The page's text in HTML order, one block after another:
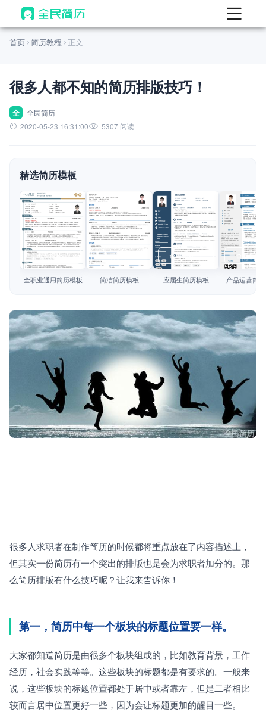
首页
AI 生成简历
AI 优化简历
AI 翻译简历
AI 模拟面试
面试自我介绍
AI 职场工具 New
简历模板
简历教程
首页 简历教程 正文
很多人都不知的简历排版技巧！
全
全民简历
2020-05-23 16:31:00
5307 阅读
精选简历模板
查看模板
全职业通用简历模板
查看模板
简洁简历模板
查看模板
应届生简历模板
查看模板
产品运营简
很多人求职者在制作简历的时候都将重点放在了内容描述上，
但其实一份简历有一个突出的排版也是会为求职者加分的。那
么简历排版有什么技巧呢？让我来告诉你！
第一，简历中每一个板块的标题位置要一样。
大家都知道简历是由很多个板块组成的，比如教育背景，工作
经历，社会实践等等。这些板块的标题都是有要求的。一般来
说，这些板块的标题位置都处于居中或者靠左，但是二者相比
较而言居中位置更好一些，因为会让标题更加的醒目一些。